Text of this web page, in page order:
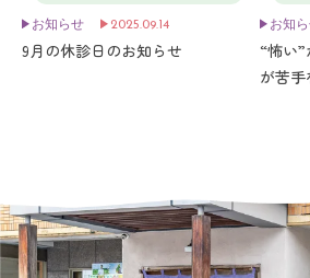
お知らせ 2025.09.14
9月の休診日のお知らせ
お知
“怖い
が苦手